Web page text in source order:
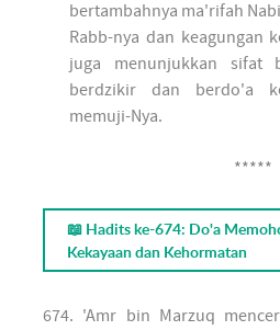
bertambahnya ma'rifah Nabi ﷺ terhadap keagungan
Rabb-nya dan keagungan
juga menunjukkan sifat
berdzikir dan berdo'a
memuji-Nya.
*****
📖 Hadits ke-674: Do'a
Kekayaan dan Kehormatan
674. 'Amr bin Marzuq